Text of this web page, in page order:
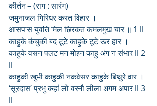
कीर्तन – (राग : सारंग)
जमुनाजल गिरिधर करत विहार ।
आसपास युवति मिल छिरकत कमलमुख चार ॥ 1 ll
काहुके कंचुकी बंद टूटे काहुके टूटे ऊर हार ।
काहुके वसन पलट मन मोहन काहु अंग न संभार ll 2
ll
काहुकी खुभी काहुकी नकवेसर काहुके बिथुरे वार ।
‘सूरदास’ प्रभु कहां लो वरनौ लीला अगम अपार ll 3
ll